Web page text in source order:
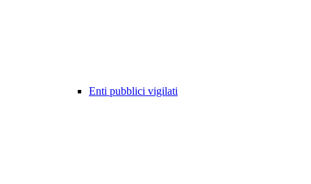
Enti pubblici vigilati